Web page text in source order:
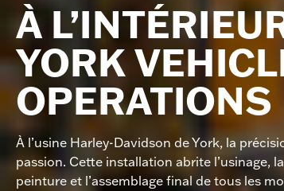
À
YORK
OPERATIONS
À l’usine Harley-Davidson de York, la
passion. Cette installation abrite l’usinage,
peinture et l’assemblage final de tous les